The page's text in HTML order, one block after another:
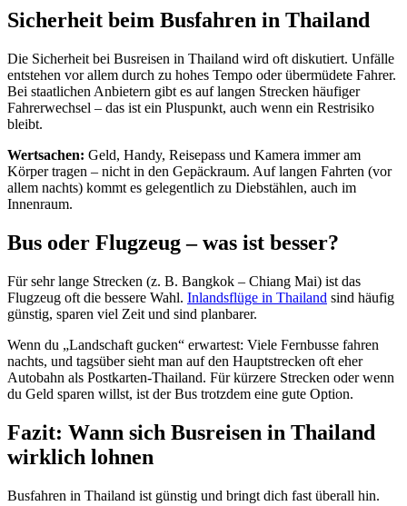
Sicherheit beim Busfahren in Thailand
Die Sicherheit bei Busreisen in Thailand wird oft diskutiert. Unfälle
entstehen vor allem durch zu hohes Tempo oder übermüdete Fahrer.
Bei staatlichen Anbietern gibt es auf langen Strecken häufiger
Fahrerwechsel – das ist ein Pluspunkt, auch wenn ein Restrisiko
bleibt.
Wertsachen: Geld, Handy, Reisepass und Kamera immer am
Körper tragen – nicht in den Gepäckraum. Auf langen Fahrten (vor
allem nachts) kommt es gelegentlich zu Diebstählen, auch im
Innenraum.
Bus oder Flugzeug – was ist besser?
Für sehr lange Strecken (z. B. Bangkok – Chiang Mai) ist das
Flugzeug oft die bessere Wahl. Inlandsflüge in Thailand sind häufig
günstig, sparen viel Zeit und sind planbarer.
Wenn du „Landschaft gucken“ erwartest: Viele Fernbusse fahren
nachts, und tagsüber sieht man auf den Hauptstrecken oft eher
Autobahn als Postkarten-Thailand. Für kürzere Strecken oder wenn
du Geld sparen willst, ist der Bus trotzdem eine gute Option.
Fazit: Wann sich Busreisen in Thailand
wirklich lohnen
Busfahren in Thailand ist günstig und bringt dich fast überall hin.